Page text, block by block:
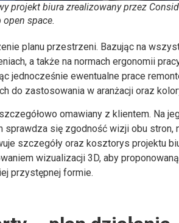
projekt biura zrealizowany przez
space.
planu przestrzeni. Bazując na
a także na normach ergonomii
jednocześnie ewentualne prace
do zastosowania w aranżacji oraz
omawiany z klientem. Na
sprawdza się zgodność wizji obu
szczegóły oraz kosztorys projektu
wizualizacji 3D, aby
przystępnej formie.